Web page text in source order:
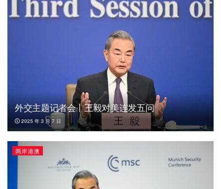
外交主题记者会丨王毅对美连发五问
2025 年 3 月 7 日
两岸港澳